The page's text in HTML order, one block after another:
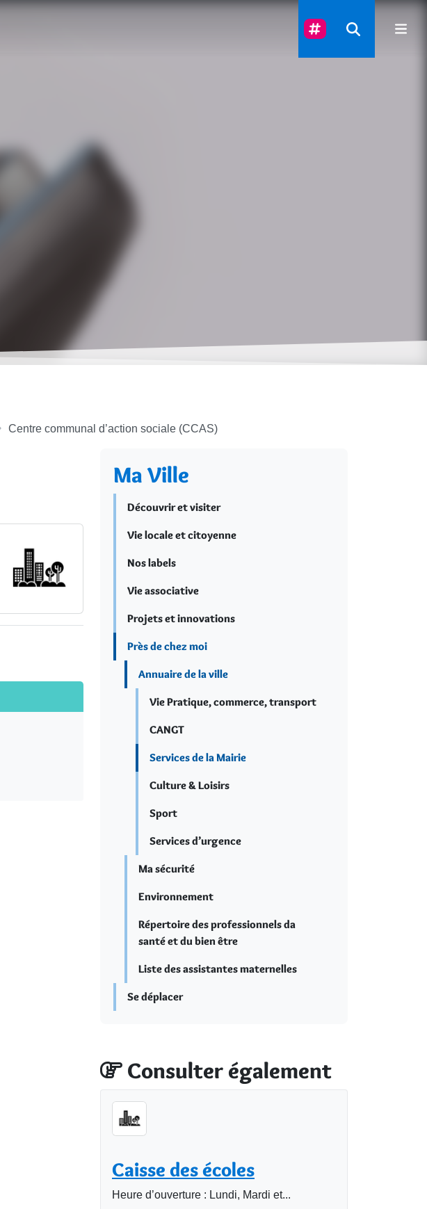
Suivez-Nous
Centre communal d’action sociale (CCAS)
Ma Ville
Découvrir et visiter
Vie locale et citoyenne
Nos labels
Vie associative
Projets et innovations
Près de chez moi
Annuaire de la ville
Vie Pratique, commerce, transport
CANGT
Services de la Mairie
Culture & Loisirs
Sport
Services d’urgence
Ma sécurité
Environnement
Répertoire des professionnels da
santé et du bien être
Liste des assistantes maternelles
Se déplacer
Consulter également
Caisse des écoles
Heure d’ouverture : Lundi, Mardi et...